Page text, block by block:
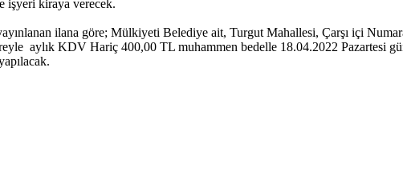
işyeri kiraya verecek.
ilana göre; Mülkiyeti Belediye ait, Turgut Mahallesi, Çarşı içi
aylık KDV Hariç 400,00 TL muhammen bedelle 18.04.2022 Pazartesi
yapılacak.